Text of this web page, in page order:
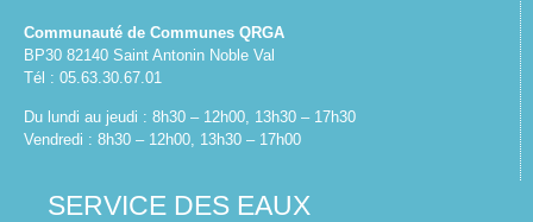
Communauté de Communes QRGA
BP30 82140 Saint Antonin Noble Val
Tél : 05.63.30.67.01
Du lundi au jeudi : 8h30 – 12h00, 13h30 – 17h30
Vendredi : 8h30 – 12h00, 13h30 – 17h00
SERVICE DES EAUX